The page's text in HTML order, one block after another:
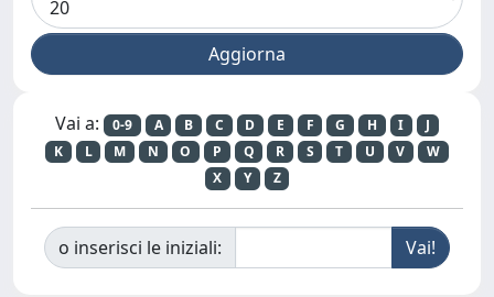
Vai a: 0-9 A B C D E F G H I
J
K
L M N O P Q R S T U V
W
X
Y Z
o inserisci le iniziali: